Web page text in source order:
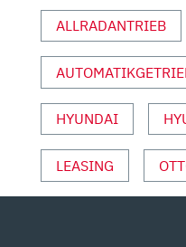
CONNY
POLTERSDORF“
VON
YOUTUBE
ALLRADANTRIEB
HYUNDAI
LEASING